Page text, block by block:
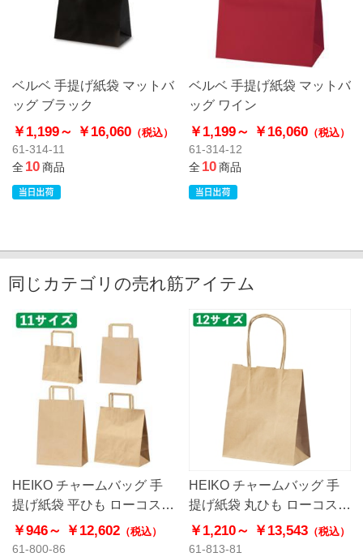
ベルベ 手提げ紙袋 マットバ
ッグ ブラック
￥1,199～ ￥16,060 （税込）
61-314-11
全10商品
ベルベ 手提げ紙袋 マットバ
ッグ ワイン
￥1,199～ ￥16,060（税込）
61-314-12
全10商品
同じカテゴリの売れ筋アイテム
HEIKO チャームバッグ 手
提げ紙袋 平ひも ローコスト
タイプ 茶無地
￥946～ ￥12,602 （税込）
61-800-86
HEIKO チャームバッグ 手
提げ紙袋 丸ひも ローコスト
タイプ 茶無地
￥1,210～ ￥13,543（税込）
61-813-81